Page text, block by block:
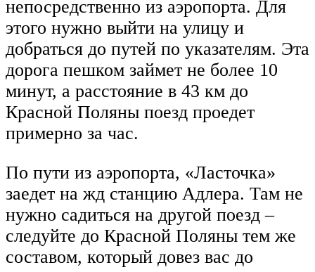
непосредственно из аэропорта. Для
этого нужно выйти на улицу и
добраться до путей по указателям. Эта
дорога пешком займет не более 10
минут, а расстояние в 43 км до
Красной Поляны поезд проедет
примерно за час.
По пути из аэропорта, «Ласточка»
заедет на жд станцию Адлера. Там не
нужно садиться на другой поезд –
следуйте до Красной Поляны тем же
составом, который довез вас до